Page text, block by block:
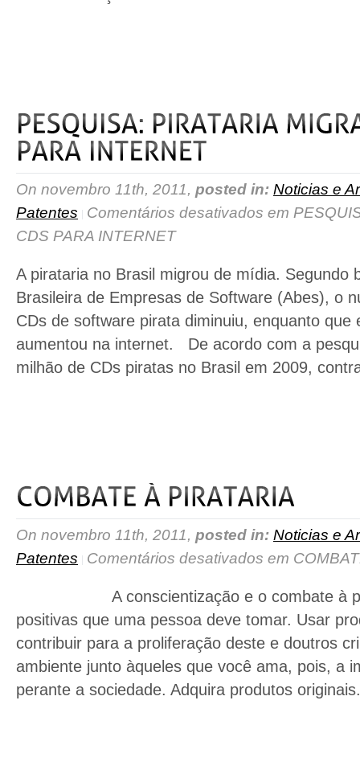
On novembro 11th, 2011, posted in: Noticias e
Patentes
Comentários desativados em
CDS PARA INTERNET
A pirataria no Brasil migrou de mídia. Segundo
Brasileira de Empresas de Software (Abes), o
CDs de software pirata diminuiu, enquanto que
aumentou na internet. De acordo com a
milhão de CDs piratas no Brasil em 2009,
On novembro 11th, 2011, posted in: Noticias e
Patentes
Comentários desativados em
A conscientização e o combate à
positivas que uma pessoa deve tomar. Usar
contribuir para a proliferação deste e doutros
ambiente junto àqueles que você ama, pois, a
perante a sociedade. Adquira produtos